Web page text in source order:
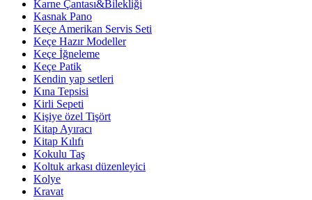
Karne Çantası&Bilekliği
Kasnak Pano
Keçe Amerikan Servis Seti
Keçe Hazır Modeller
Keçe İğneleme
Keçe Patik
Kendin yap setleri
Kına Tepsisi
Kirli Sepeti
Kişiye özel Tişört
Kitap Ayıracı
Kitap Kılıfı
Kokulu Taş
Koltuk arkası düzenleyici
Kolye
Kravat